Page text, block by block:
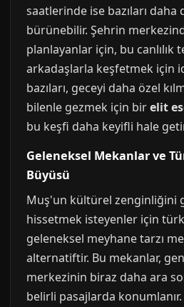
saatlerinde ise bazıları
bürünebilir. Şehrin
planlayanlar için, bu canlılık
arkadaşlarla keşfetmek için
bazıları, geceyi daha özel
bilenle gezmek için birelit
bu keşfi daha keyifli hale
Geleneksel Mekanlar ve
Büyüsü
Muş'un kültürel zenginliğini
hissetmek isteyenler için
geleneksel meyhane tarzı
alternatiftir. Bu mekanlar,
merkezinin biraz daha ara
belirli pasajlarda